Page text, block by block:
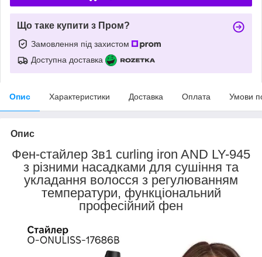
Що таке купити з Пром?
Замовлення під захистом
Доступна доставка
Опис Характеристики Доставка Оплата Умови
Опис
Фен-стайлер 3в1 curling iron AND LY-945
з різними насадками для сушіння та
укладання волосся з регулюванням
температури, функціональний
професійний фен